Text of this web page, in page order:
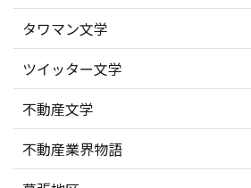
タワマン文学
ツイッター文学
不動産文学
不動産業界物語